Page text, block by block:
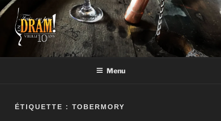
Aller
au
contenu
FAIS-EN PAS UN DRAM!
Un vrai blogue de péteux
Menu
ÉTIQUETTE : TOBERMORY